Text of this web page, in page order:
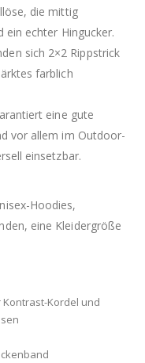
die mittig
echter Hingucker.
sich 2×2 Rippstrick
farblich
eine gute
vor allem im Outdoor-
einsetzbar.
Hoodies,
eine Kleidergröße
Kordel und